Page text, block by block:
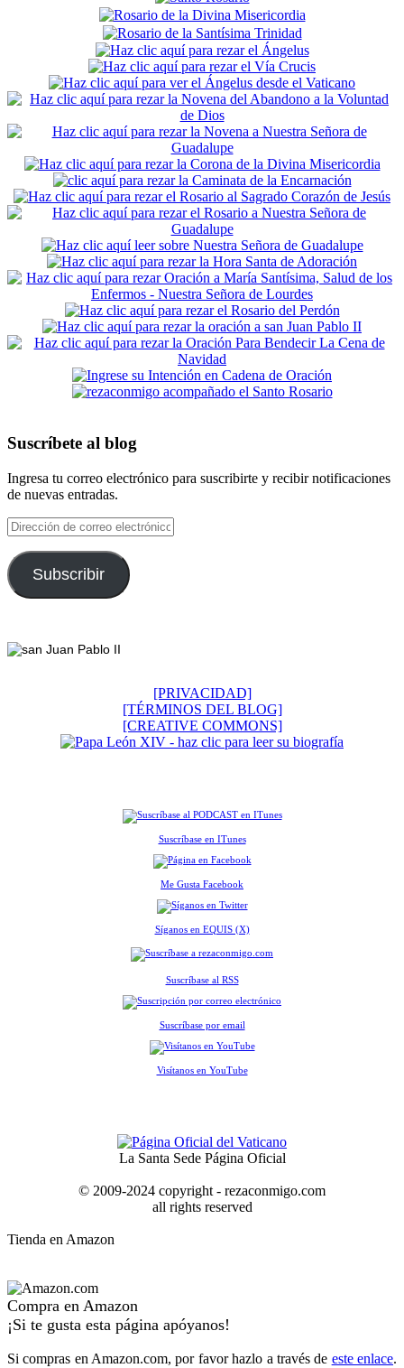
Suscríbete al blog
Ingresa tu correo electrónico para suscribirte y recibir notificaciones
de nuevas entradas.
Dirección
de
correo
electrónico
Subscribir
[PRIVACIDAD]
[TÉRMINOS DEL BLOG]
[CREATIVE COMMONS]
Suscríbase en ITunes
Me Gusta Facebook
Síganos en EQUIS (X)
Suscríbase al RSS
Suscríbase por email
Visítanos en YouTube
La Santa Sede Página Oficial
© 2009-2024 copyright - rezaconmigo.com
all rights reserved
Tienda en Amazon
Compra en Amazon
¡Si te gusta esta página apóyanos!
Si compras en Amazon.com, por favor hazlo a través de este enlace.